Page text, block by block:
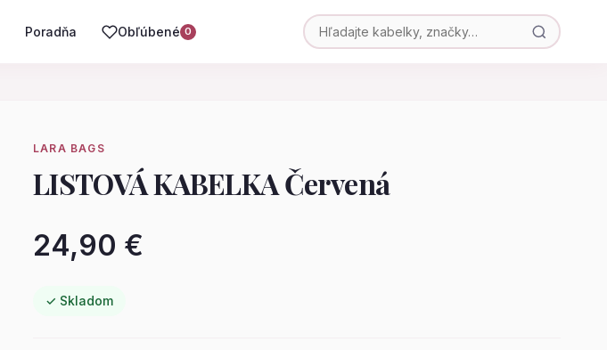
Poradňa Obľúbené 0
LARA BAGS
LISTOVÁ KABELKA Červená
24,90 €
✓ Skladom